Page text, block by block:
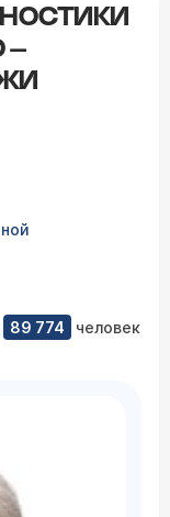
–
89 774
человек